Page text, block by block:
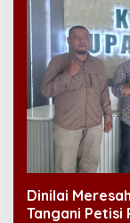
Dinilai
Tangani Petisi